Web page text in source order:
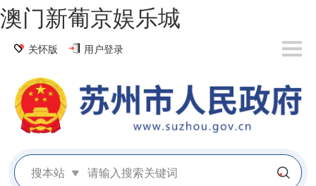
澳门新葡京娱乐城
关怀版 用户登录
搜本站